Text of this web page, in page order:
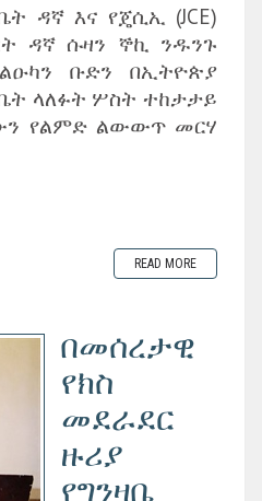
ዳኛ እና የጄሲኢ (JCE)
ዳኛ ሱዛን ኞኪ ንዱንጉ
ቡድን በኢትዮጵያ
ላለፉት ሦስት ተከታታይ
የልምድ ልውውጥ መርሃ
READ MORE
‎በመሰረታዊ
የክስ
መደራደር
ዙሪያ
የግንዛቤ